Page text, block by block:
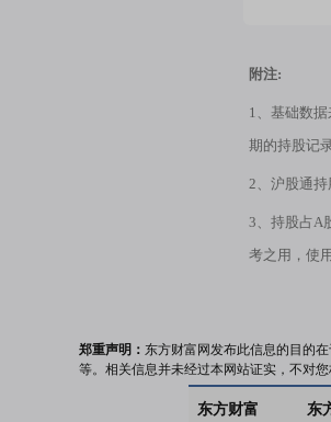
附注:
1、基础数
期的持股记录
2、沪股通持
3、持股占A
考之用，使
郑重声明： 东方财富网发布此信息的目的
等。相关信息并未经过本网站证实，不对
东方财富 东